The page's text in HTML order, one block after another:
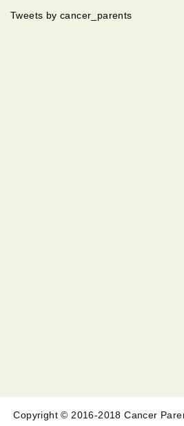
Tweets by cancer_parents
Copyright © 2016-2018 Cancer